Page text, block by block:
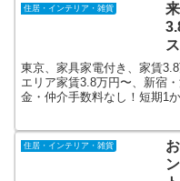
住居・インテリア・雑貨
東京、家具家電付き、家賃
エリア家賃3.8万円〜、新宿
金・仲介手数料なし！短期1
住居・インテリア・雑貨